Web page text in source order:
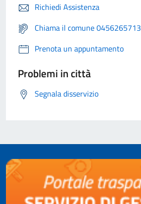
Richiedi Assistenza
Chiama il comune 0456265713
Prenota un appuntamento
Problemi in città
Segnala disservizio